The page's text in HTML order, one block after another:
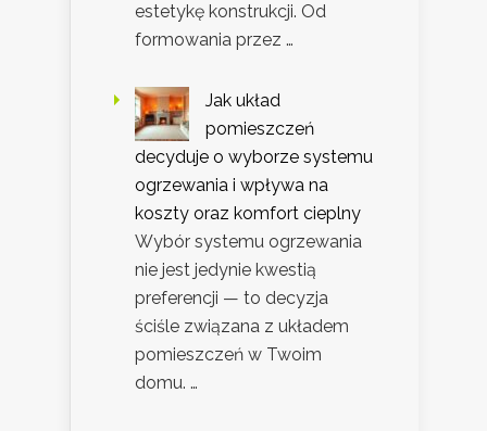
estetykę konstrukcji. Od
formowania przez …
Jak układ
pomieszczeń
decyduje o wyborze systemu
ogrzewania i wpływa na
koszty oraz komfort cieplny
Wybór systemu ogrzewania
nie jest jedynie kwestią
preferencji — to decyzja
ściśle związana z układem
pomieszczeń w Twoim
domu. …